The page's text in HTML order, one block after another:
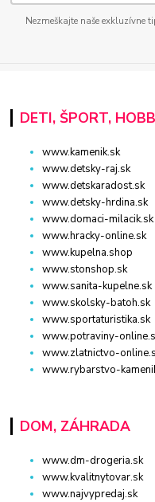
Nezmeškajte naše exkluzívne
DETI, ŠPORT,
www.kamenik.sk
www.detsky-raj.sk
www.detskaradost.sk
www.detsky-hrdina.sk
www.domaci-milacik.sk
www.hracky-online.sk
www.kupelna.shop
www.stonshop.sk
www.sanita-kupelne.sk
www.skolsky-batoh.sk
www.sportaturistika.sk
www.potraviny-
www.zlatnictvo-
www.rybarstvo-
DOM, ZÁHRADA
www.dm-drogeria.sk
www.kvalitnytovar.sk
www.najvypredaj.sk